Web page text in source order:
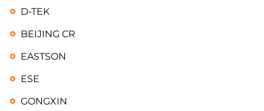
D-TEK
BEIJING CR
EASTSON
ESE
GONGXIN